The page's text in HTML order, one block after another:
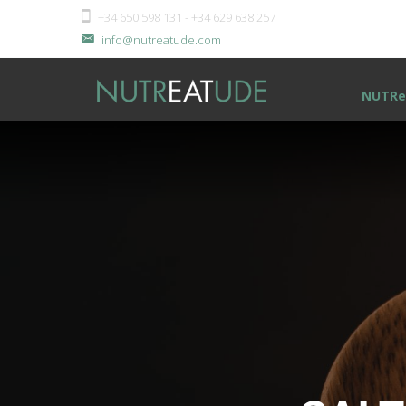
+34 650 598 131 - +34 629 638 257
info@nutreatude.com